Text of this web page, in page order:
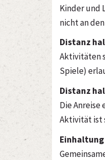
Kinder und
nicht an
Distanz
Aktivitäten
Spiele)
Distanz
Die
Aktivität ist